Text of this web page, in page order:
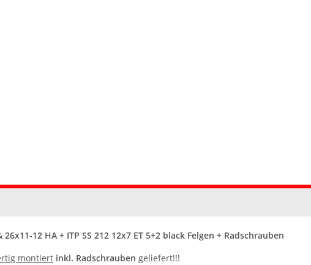
12 HA + ITP SS 212 12x7 ET 5+2 black Felgen + Radschrauben
montiert inkl. Radschrauben geliefert!!!